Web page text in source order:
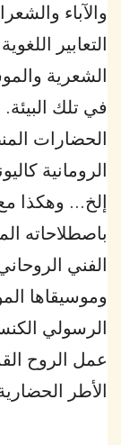
والآباء
التعابير
الشعرية
في تلك
الحضارات
الرومانية
إلخ... وهكذا
باصطلاحاته
الفني
وموسيقاها
الرسولي
عمل الروح
الأطر